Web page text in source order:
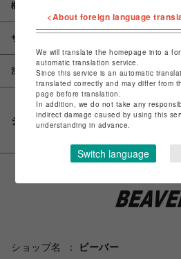
概要
サイズ
注意事項
シェアする
ショップ名
ビーバー
<About foreign language
We will translate the homepage into a
automatic translation service.
Since this service is an automatic
translated correctly and may differ from
page before translation.
In addition, we do not take any
indirect damage caused by using this
understanding in advance.
Switch language